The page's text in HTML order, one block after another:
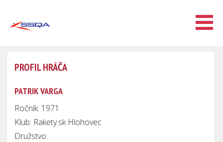
PROFIL HRÁČA
PATRIK VARGA
Ročník: 1971
Klub: Rakety.sk Hlohovec
Družstvo: